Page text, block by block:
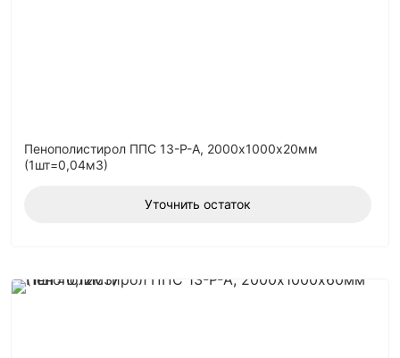
Пенополистирол ППС 13-Р-А, 2000х1000х20мм
(1шт=0,04м3)
Уточнить остаток